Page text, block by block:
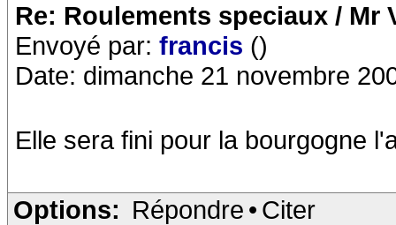
Re: Roulements speciaux / Mr
Envoyé par: francis ()
Date: dimanche 21 novembre
Elle sera fini pour la bourgogne
Options: Répondre • Citer